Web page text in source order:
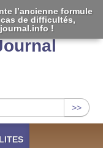
>>
l’ancienne formule
de difficultés,
!